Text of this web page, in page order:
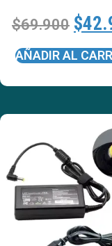
$69.900 $
AÑADIR AL